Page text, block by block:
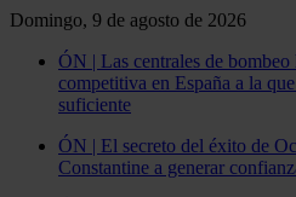
Domingo, 9 de agosto de 2026
ÓN | Las centrales de
competitiva en España a la
suficiente
ÓN | El secreto del éxito de
Constantine a generar